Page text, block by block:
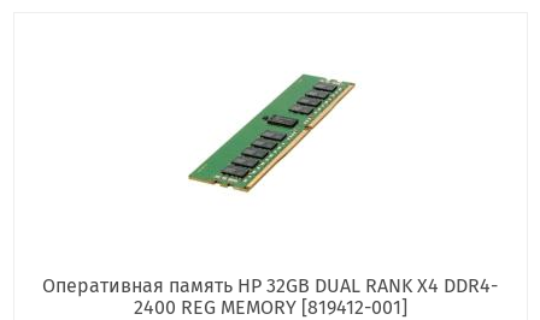
Оперативная память HP 32GB DUAL RANK X4 DDR4-
2400 REG MEMORY [819412-001]